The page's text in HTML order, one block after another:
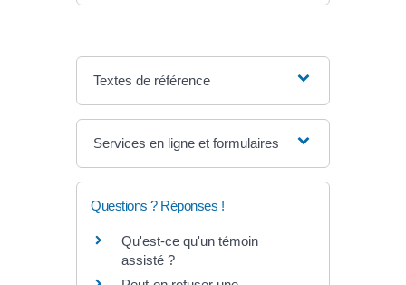
Textes de référence
Services en ligne et formulaires
Questions ? Réponses !
Qu'est-ce qu'un témoin
assisté ?